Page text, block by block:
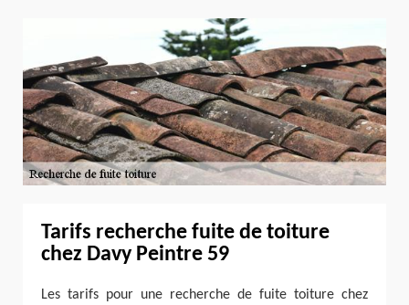
Tarifs recherche fuite de toiture
chez Davy Peintre 59
Les tarifs pour une recherche de fuite toiture chez